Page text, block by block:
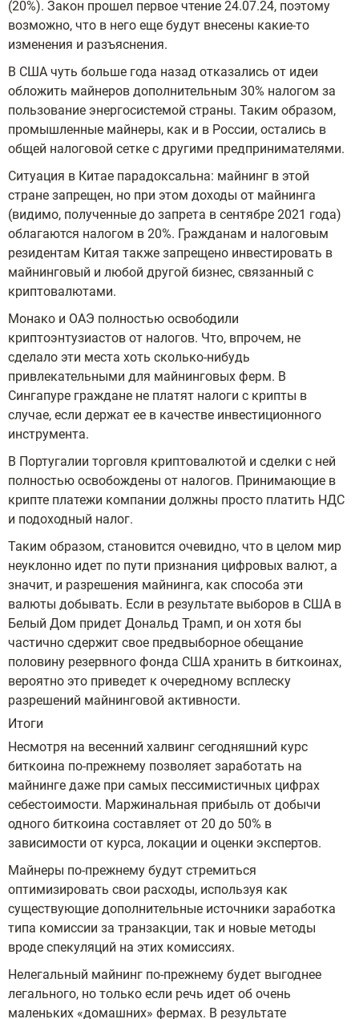
(20%). Закон прошел первое чтение 24.07.24, поэтому
возможно, что в него еще будут внесены какие-то
изменения и разъяснения.
В США чуть больше года назад отказались от идеи
обложить майнеров дополнительным 30% налогом за
пользование энергосистемой страны. Таким образом,
промышленные майнеры, как и в России, остались в
общей налоговой сетке с другими предпринимателями.
Ситуация в Китае парадоксальна: майнинг в этой
стране запрещен, но при этом доходы от майнинга
(видимо, полученные до запрета в сентябре 2021 года)
облагаются налогом в 20%. Гражданам и налоговым
резидентам Китая также запрещено инвестировать в
майнинговый и любой другой бизнес, связанный с
криптовалютами.
Монако и ОАЭ полностью освободили
криптоэнтузиастов от налогов. Что, впрочем, не
сделало эти места хоть сколько-нибудь
привлекательными для майнинговых ферм. В
Сингапуре граждане не платят налоги с крипты в
случае, если держат ее в качестве инвестиционного
инструмента.
В Португалии торговля криптовалютой и сделки с ней
полностью освобождены от налогов. Принимающие в
крипте платежи компании должны просто платить НДС
и подоходный налог.
Таким образом, становится очевидно, что в целом мир
неуклонно идет по пути признания цифровых валют, а
значит, и разрешения майнинга, как способа эти
валюты добывать. Если в результате выборов в США в
Белый Дом придет Дональд Трамп, и он хотя бы
частично сдержит свое предвыборное обещание
половину резервного фонда США хранить в биткоинах,
вероятно это приведет к очередному всплеску
разрешений майнинговой активности.
Итоги
Несмотря на весенний халвинг сегодняшний курс
биткоина по-прежнему позволяет заработать на
майнинге даже при самых пессимистичных цифрах
себестоимости. Маржинальная прибыль от добычи
одного биткоина составляет от 20 до 50% в
зависимости от курса, локации и оценки экспертов.
Майнеры по-прежнему будут стремиться
оптимизировать свои расходы, используя как
существующие дополнительные источники заработка
типа комиссии за транзакции, так и новые методы
вроде спекуляций на этих комиссиях.
Нелегальный майнинг по-прежнему будет выгоднее
легального, но только если речь идет об очень
маленьких «домашних» фермах. В результате